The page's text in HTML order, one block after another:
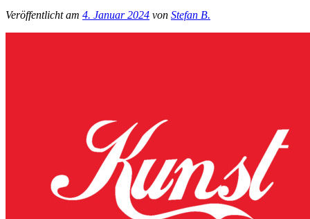
Veröffentlicht am 4. Januar 2024 von Stefan B.